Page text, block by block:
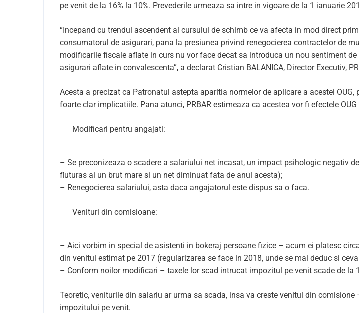
pe venit de la 16% la 10%. Prevederile urmeaza sa intre in vigoare de la 1 ianuarie
“Incepand cu trendul ascendent al cursului de schimb ce va afecta in mod direct
consumatorul de asigurari, pana la presiunea privind renegocierea contractelor de
modificarile fiscale aflate in curs nu vor face decat sa introduca un nou sentiment
asigurari aflate in convalescenta”, a declarat Cristian BALANICA, Director Executiv,
Acesta a precizat ca Patronatul astepta aparitia normelor de aplicare a acestei
foarte clar implicatiile. Pana atunci, PRBAR estimeaza ca acestea vor fi efectele
Modificari pentru angajati:
– Se preconizeaza o scadere a salariului net incasat, un impact psihologic negativ
fluturas ai un brut mare si un net diminuat fata de anul acesta);
– Renegocierea salariului, asta daca angajatorul este dispus sa o faca.
Venituri din comisioane:
– Aici vorbim in special de asistenti in bokeraj persoane fizice – acum ei platesc
din venitul estimat pe 2017 (regularizarea se face in 2018, unde se mai deduc si
– Conform noilor modificari – taxele lor scad intrucat impozitul pe venit scade de la
Teoretic, veniturile din salariu ar urma sa scada, insa va creste venitul din comisione
impozitului pe venit.